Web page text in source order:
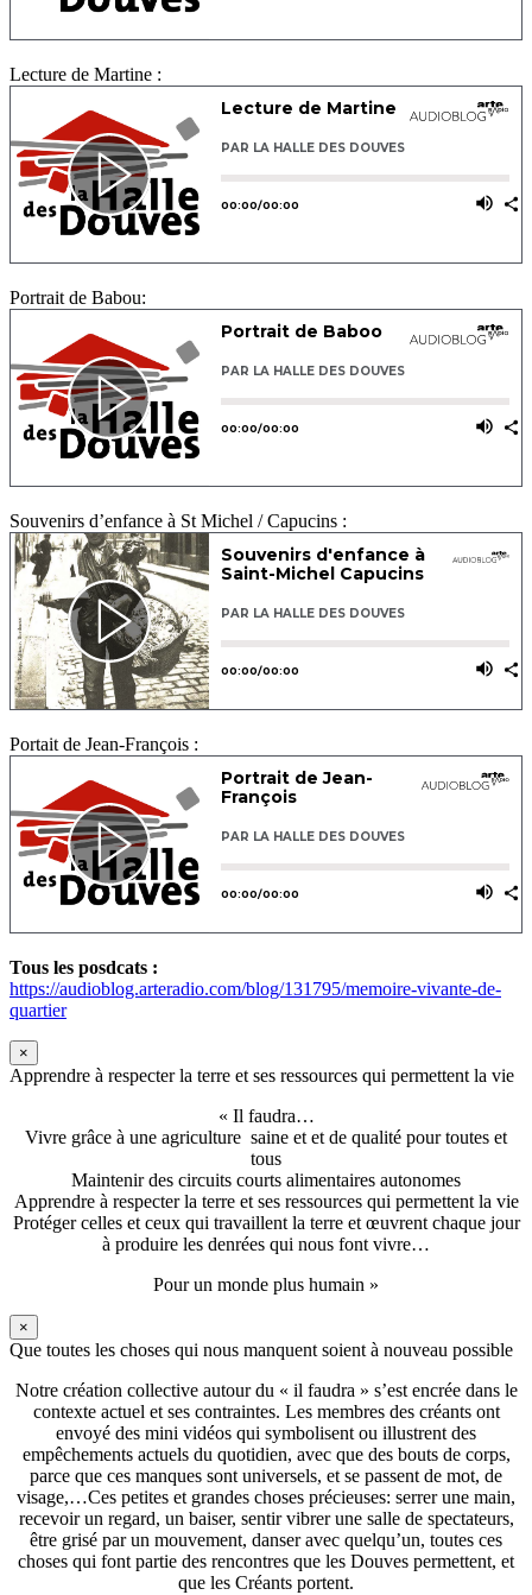
Lecture de Martine :
Portrait de Babou:
Souvenirs d’enfance à St Michel / Capucins :
Portait de Jean-François :
Tous les posdcats :
https://audioblog.arteradio.com/blog/131795/memoire-vivante-de-
quartier
×
Apprendre à respecter la terre et ses ressources qui permettent la vie
« Il faudra…
Vivre grâce à une agriculture saine et et de qualité pour toutes et
tous
Maintenir des circuits courts alimentaires autonomes
Apprendre à respecter la terre et ses ressources qui permettent la vie
Protéger celles et ceux qui travaillent la terre et œuvrent chaque jour
à produire les denrées qui nous font vivre…
Pour un monde plus humain »
×
Que toutes les choses qui nous manquent soient à nouveau possible
Notre création collective autour du « il faudra » s’est encrée dans le
contexte actuel et ses contraintes. Les membres des créants ont
envoyé des mini vidéos qui symbolisent ou illustrent des
empêchements actuels du quotidien, avec que des bouts de corps,
parce que ces manques sont universels, et se passent de mot, de
visage,…Ces petites et grandes choses précieuses: serrer une main,
recevoir un regard, un baiser, sentir vibrer une salle de spectateurs,
être grisé par un mouvement, danser avec quelqu’un, toutes ces
choses qui font partie des rencontres que les Douves permettent, et
que les Créants portent.